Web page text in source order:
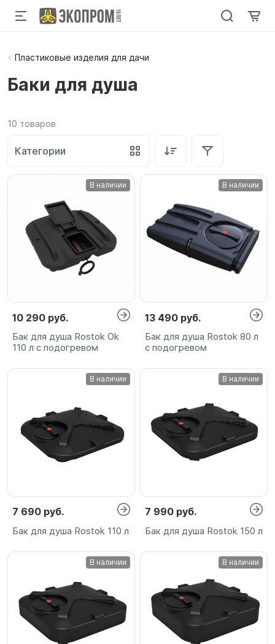
Пластиковые изделия для дачи
Баки для душа
10 товаров
Категории
В наличии
10 290 руб.
Бак для душа Rostok Ok
110 л с подогревом
В наличии
13 490 руб.
Бак для душа Rostok 80 л
с подогревом
В наличии
7 690 руб.
Бак для душа Rostok 110 л
В наличии
7 990 руб.
Бак для душа Rostok 150 л
В наличии В наличии